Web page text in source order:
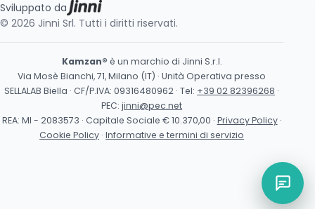
Sviluppato da
© 2026 Jinni Srl. Tutti i diritti riservati.
Kamzan® è un marchio di Jinni S.r.l.
Via Mosè Bianchi, 71, Milano (IT) · Unità Operativa presso
SELLALAB Biella · CF/P.IVA: 09316480962 · Tel: +39 02 82396268 ·
PEC:jinni@pec.net
REA: MI - 2083573 · Capitale Sociale € 10.370,00 · Privacy Policy·
Cookie Policy ·Informative e termini di servizio